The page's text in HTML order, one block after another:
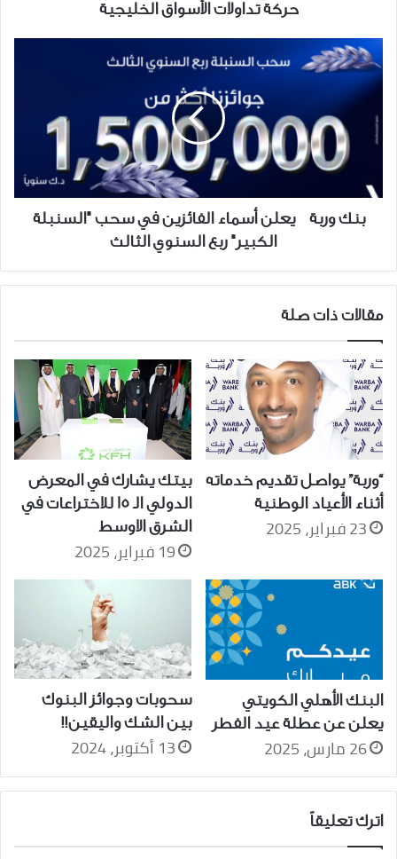
حركة تداولات الأسواق الخليجية
بنك
وربة
يعلن
أسماء
الفائزين
في
سحب
"السنبلة
الكبير"
ربع
الثالث
بنك وربة يعلن أسماء الفائزين في سحب "السنبلة
الكبير" ربع السنوي الثالث
مقالات ذات صلة
“وربة” يواصل تقديم خدماته
أثناء الأعياد الوطنية
23 فبراير، 2025
بيتك يشارك في المعرض
الدولي الـ 15 للاختراعات في
الشرق الاوسط
19 فبراير، 2025
البنك الأهلي الكويتي
يعلن عن عطلة عيد الفطر
26 مارس، 2025
سحوبات وجوائز البنوك
بين الشك واليقين!!
13 أكتوبر، 2024
اترك تعليقاً